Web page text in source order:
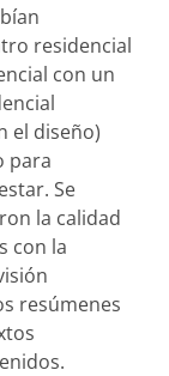
residencial
con un
el diseño)
para
Se
la calidad
con la
resúmenes